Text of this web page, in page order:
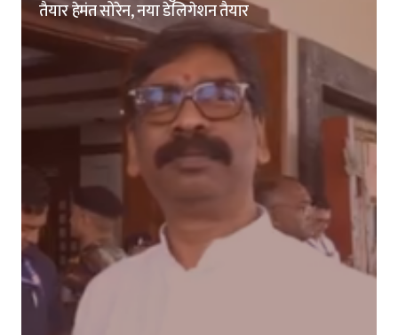
तैयार हेमंत सोरेन, नया डेलिगेशन तैयार